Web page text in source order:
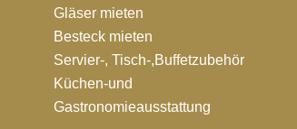
Gläser mieten
Besteck mieten
Servier-, Tisch-,Buffetzubehör
Küchen-und
Gastronomieausstattung